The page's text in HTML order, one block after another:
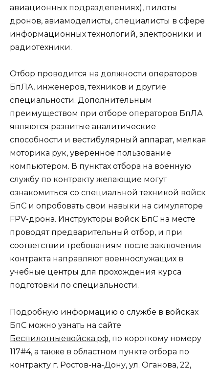
авиационных подразделениях), пилоты
дронов, авиамоделисты, специалисты в сфере
информационных технологий, электроники и
радиотехники.
Отбор проводится на должности операторов
БпЛА, инженеров, техников и другие
специальности. Дополнительным
преимуществом при отборе операторов БпЛА
являются развитые аналитические
способности и вестибулярный аппарат, мелкая
моторика рук, уверенное пользование
компьютером. В пунктах отбора на военную
службу по контракту желающие могут
ознакомиться со специальной техникой войск
БпС и опробовать свои навыки на симуляторе
FPV-дрона. Инструкторы войск БпС на месте
проводят предварительный отбор, и при
соответствии требованиям после заключения
контракта направляют военнослужащих в
учебные центры для прохождения курса
подготовки по специальности.
Подробную информацию о службе в войсках
БпС можно узнать на сайте
Беспилотныевойска.рф, по короткому номеру
117#4, а также в областном пункте отбора по
контракту г. Ростов-на-Дону, ул. Оганова, 22,